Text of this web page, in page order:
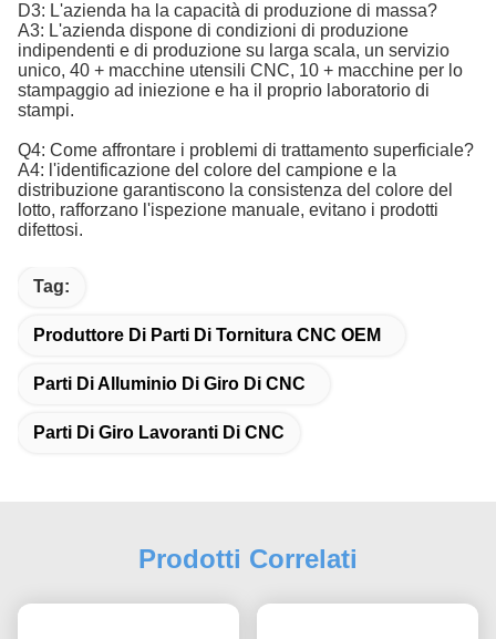
D3: L'azienda ha la capacità di produzione di massa?
A3: L'azienda dispone di condizioni di produzione
indipendenti e di produzione su larga scala, un servizio
unico, 40 + macchine utensili CNC, 10 + macchine per lo
stampaggio ad iniezione e ha il proprio laboratorio di
stampi.
Q4: Come affrontare i problemi di trattamento superficiale?
A4: l'identificazione del colore del campione e la
distribuzione garantiscono la consistenza del colore del
lotto, rafforzano l'ispezione manuale, evitano i prodotti
difettosi.
Tag:
Produttore Di Parti Di Tornitura CNC OEM
Parti Di Alluminio Di Giro Di CNC
Parti Di Giro Lavoranti Di CNC
Prodotti Correlati